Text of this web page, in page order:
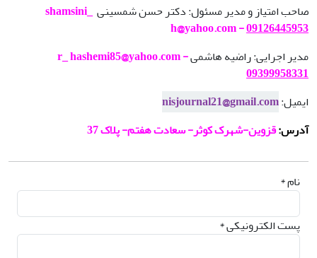
صاحب امتیاز و مدیر مسئول: دکتر حسن شمسینیshamsini_
h@yahoo.com -09126445953
مدیر اجرایی: راضیه هاشمیr_ hashemi85@yahoo.com -
09399958331
ایمیل:nisjournal21@gmail.com
آدرس:قزوین-شهرک کوثر- سعادت هفتم- پلاک 37
نام *
پست الکترونیکی *